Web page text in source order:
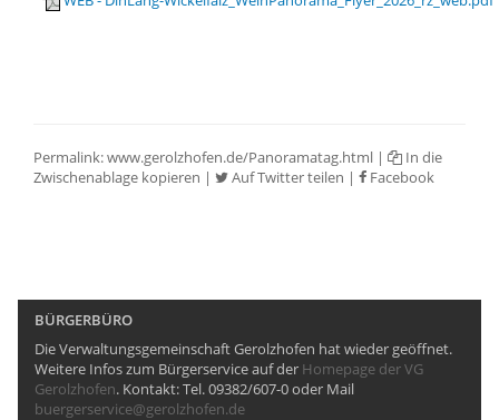
Permalink:www.gerolzhofen.de/Panoramatag.html |
In die
Zwischenablage kopieren | Auf Twitter teilen | Facebook
BÜRGERBÜRO
Die Verwaltungsgemeinschaft Gerolzhofen hat wieder geöffnet.
Weitere Infos zum Bürgerservice auf der Homepage der VG
Gerolzhofen. Kontakt: Tel. 09382/607-0 oder Mail
buergerservice@gerolzhofen.de